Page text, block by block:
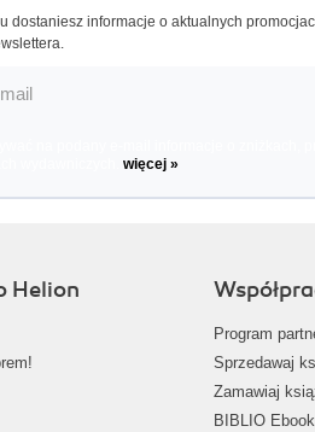
dostaniesz informacje o aktualnych
więcej »
Helion
Program
Sprzedawaj
Zamawiaj
BIBLIO